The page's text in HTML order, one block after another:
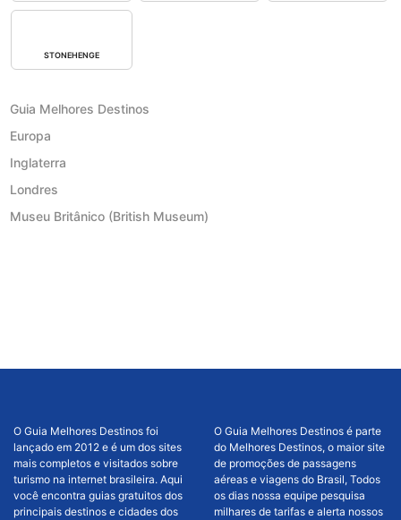
STONEHENGE
Guia Melhores Destinos
Europa
Inglaterra
Londres
Museu Britânico (British Museum)
O Guia Melhores Destinos foi
lançado em 2012 e é um dos sites
mais completos e visitados sobre
turismo na internet brasileira. Aqui
você encontra guias gratuitos dos
principais destinos e cidades dos
O Guia Melhores Destinos é parte
do Melhores Destinos, o maior site
de promoções de passagens
aéreas e viagens do Brasil, Todos
os dias nossa equipe pesquisa
milhares de tarifas e alerta nossos